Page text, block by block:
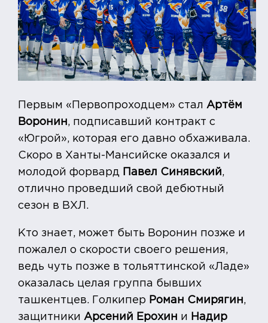
Первым «Первопроходцем» стал Артём
Воронин, подписавший контракт с
«Югрой», которая его давно обхаживала.
Скоро в Ханты-Мансийске оказался и
молодой форвард
Павел Синявский,
отлично проведший свой дебютный
сезон в ВХЛ.
Кто знает, может быть Воронин позже и
пожалел о скорости своего решения,
ведь чуть позже в тольяттинской «Ладе»
оказалась целая группа бывших
ташкентцев. Голкипер Роман Смирягин,
защитники Арсений Ерохин и Надир